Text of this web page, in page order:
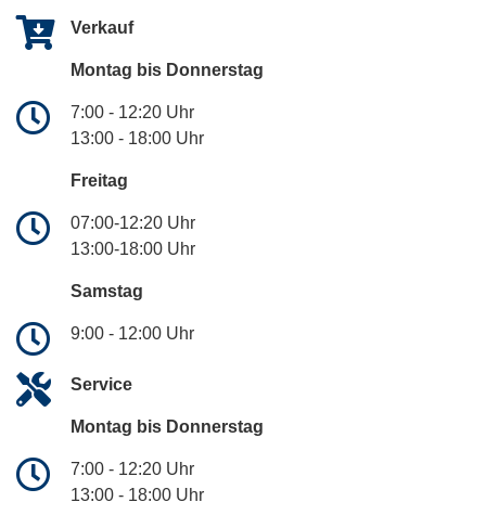
Verkauf
Montag bis Donnerstag
7:00 - 12:20 Uhr
13:00 - 18:00 Uhr
Freitag
07:00-12:20 Uhr
13:00-18:00 Uhr
Samstag
9:00 - 12:00 Uhr
Service
Montag bis Donnerstag
7:00 - 12:20 Uhr
13:00 - 18:00 Uhr